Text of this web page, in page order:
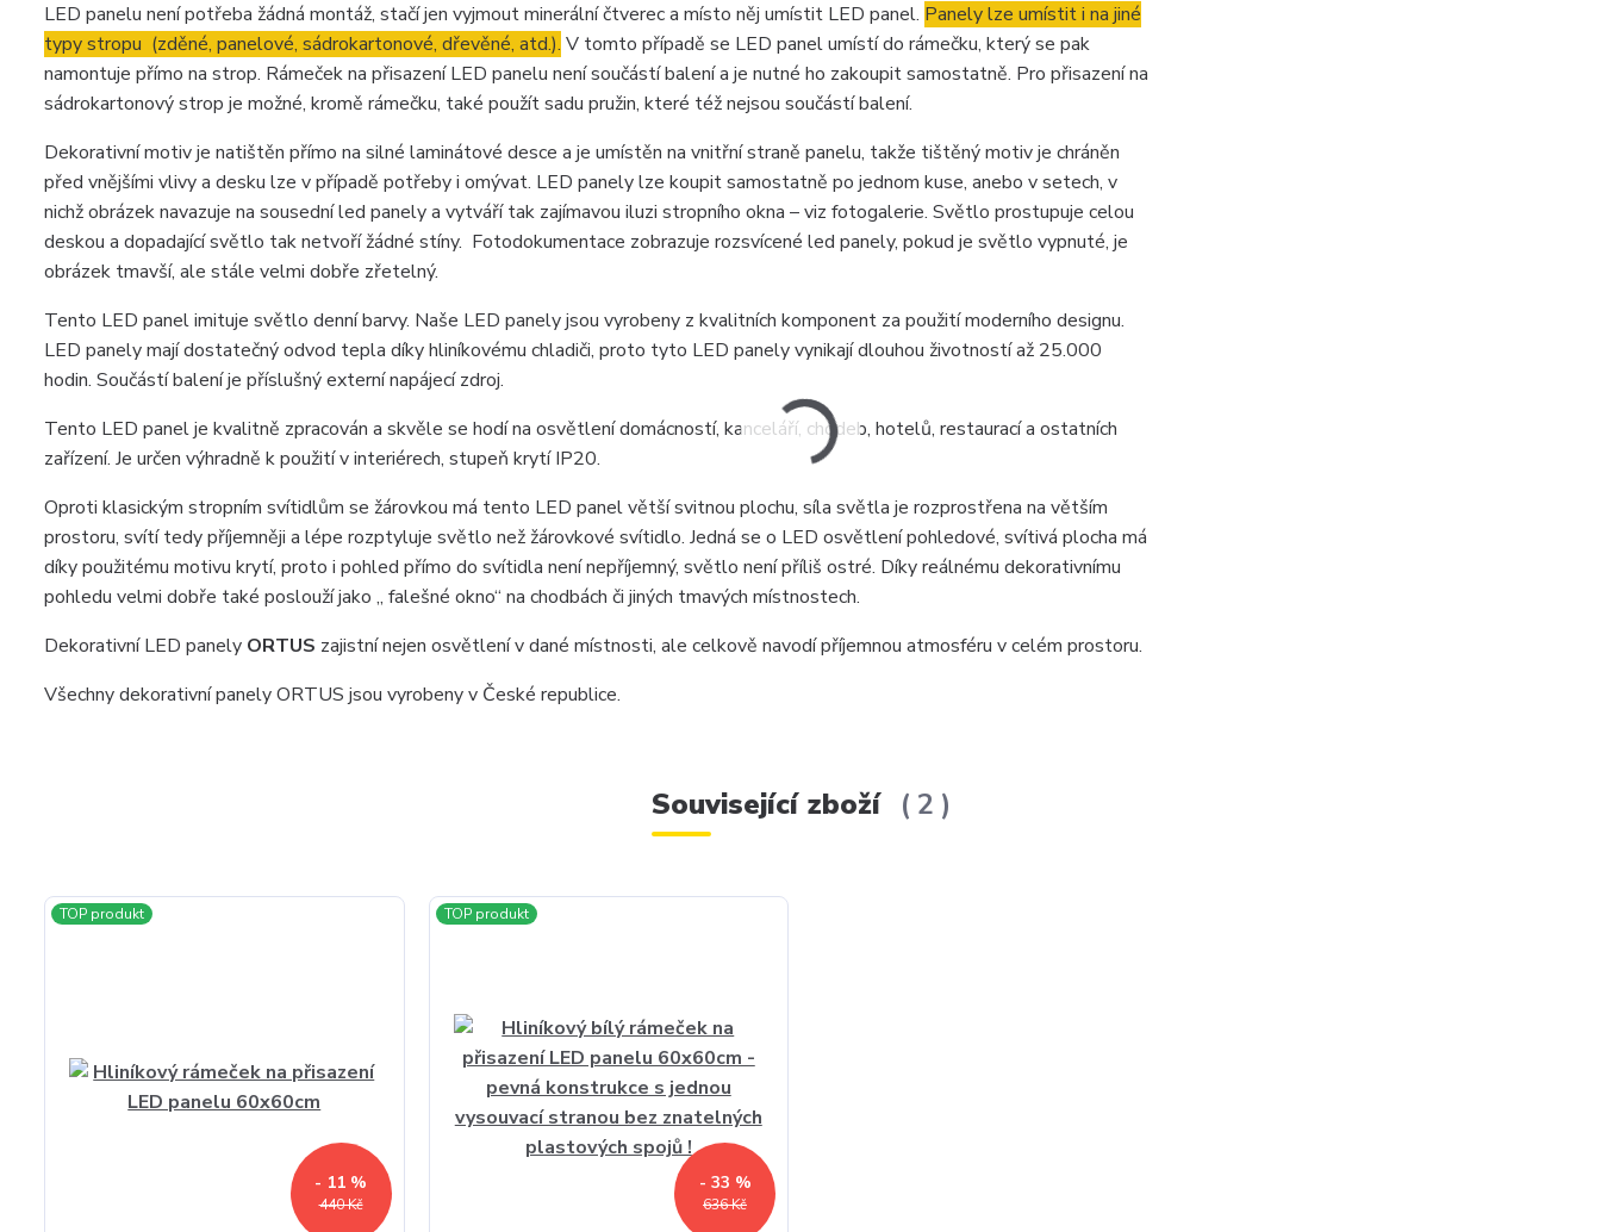
LED panelu není potřeba žádná montáž, stačí jen vyjmout minerální čtverec a místo něj umístit LED panel. Panely lze umístit i na jiné
typy stropu (zděné, panelové, sádrokartonové, dřevěné, atd.). V tomto případě se LED panel umístí do rámečku, který se pak
namontuje přímo na strop. Rámeček na přisazení LED panelu není součástí balení a je nutné ho zakoupit samostatně. Pro přisazení na
sádrokartonový strop je možné, kromě rámečku, také použít sadu pružin, které též nejsou součástí balení.
Dekorativní motiv je natištěn přímo na silné laminátové desce a je umístěn na vnitřní straně panelu, takže tištěný motiv je chráněn
před vnějšími vlivy a desku lze v případě potřeby i omývat. LED panely lze koupit samostatně po jednom kuse, anebo v setech, v
nichž obrázek navazuje na sousední led panely a vytváří tak zajímavou iluzi stropního okna – viz fotogalerie. Světlo prostupuje celou
deskou a dopadající světlo tak netvoří žádné stíny. Fotodokumentace zobrazuje rozsvícené led panely, pokud je světlo vypnuté, je
obrázek tmavší, ale stále velmi dobře zřetelný.
Tento LED panel imituje světlo denní barvy. Naše LED panely jsou vyrobeny z kvalitních komponent za použití moderního designu.
LED panely mají dostatečný odvod tepla díky hliníkovému chladiči, proto tyto LED panely vynikají dlouhou životností až 25.000
hodin. Součástí balení je příslušný externí napájecí zdroj.
Tento LED panel je kvalitně zpracován a skvěle se hodí na osvětlení domácností, kanceláří, chodeb, hotelů, restaurací a ostatních
zařízení. Je určen výhradně k použití v interiérech, stupeň krytí IP20.
Oproti klasickým stropním svítidlům se žárovkou má tento LED panel větší svitnou plochu, síla světla je rozprostřena na větším
prostoru, svítí tedy příjemněji a lépe rozptyluje světlo než žárovkové svítidlo. Jedná se o LED osvětlení pohledové, svítivá plocha má
díky použitému motivu krytí, proto i pohled přímo do svítidla není nepříjemný, světlo není příliš ostré. Díky reálnému dekorativnímu
pohledu velmi dobře také poslouží jako „ falešné okno“ na chodbách či jiných tmavých místnostech.
Dekorativní LED panely ORTUS zajistní nejen osvětlení v dané místnosti, ale celkově navodí příjemnou atmosféru v celém prostoru.
Všechny dekorativní panely ORTUS jsou vyrobeny v České republice.
Související zboží 2
TOP produkt
440 Kč
- 11 %
TOP produkt
636 Kč
- 33 %